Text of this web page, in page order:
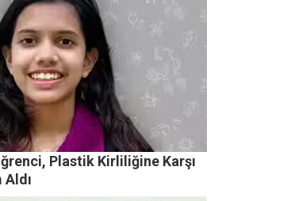
Plastik Kirliliğine Karşı
Aldı